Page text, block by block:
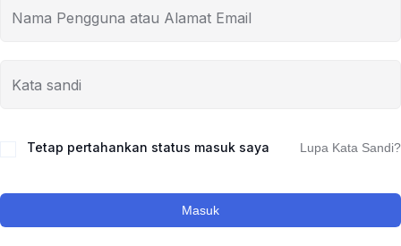
Tetap pertahankan status masuk saya Lupa Kata Sandi?
Masuk